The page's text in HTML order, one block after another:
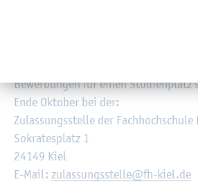
Be­wer­bun­gen für einen Stu­di­en­platz
Ende Ok­to­ber bei der:
Zu­las­sungs­stel­le der Fach­hoch­schu­le
So­kra­tes­platz 1
24149 Kiel
E-Mail: zu­las­sungs­stel­le@​fh-​kiel.​de